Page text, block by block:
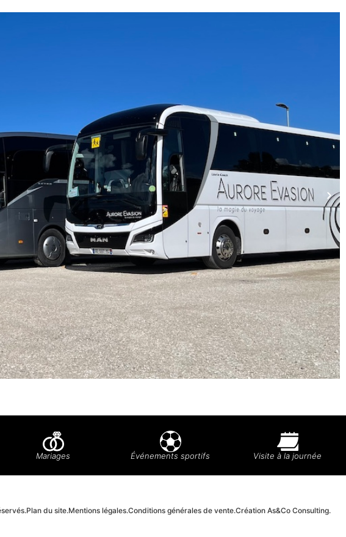
Mariages Événements sportifs Visite à la journée
Plan du site.Mentions légales.Conditions générales de vente.Création As&Co Consulting.